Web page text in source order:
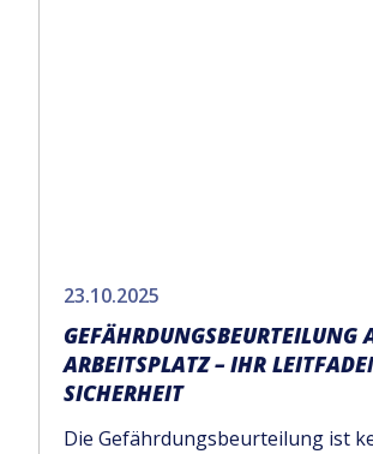
23.10.2025
‍GEFÄHRDUNGSBEURTEILUNG
ARBEITSPLATZ – IHR
SICHERHEIT
Die Gefährdungsbeurteilung ist